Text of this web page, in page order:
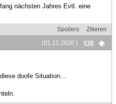
nächsten Jahres Evtl. eine
Spoilers
Zitieren
(01.11.2020 )
#36
doofe Situation...